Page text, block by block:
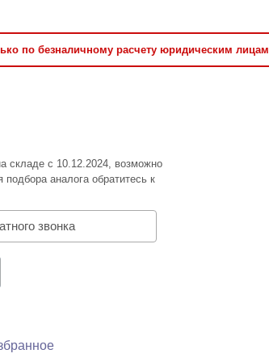
по безналичному расчету юридическим лицам
складе с 10.12.2024, возможно
аналога обратитесь к
звонка